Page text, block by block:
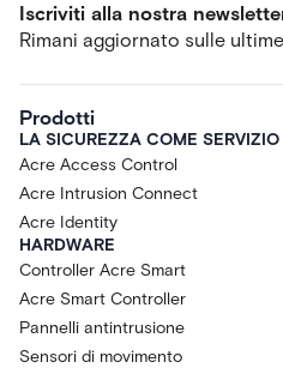
Iscriviti alla nostra
Rimani aggiornato sulle
Prodotti
LA SICUREZZA COME SERVIZIO
Acre Access Control
Acre Intrusion Connect
Acre Identity
HARDWARE
Controller Acre Smart
Acre Smart Controller
Pannelli antintrusione
Sensori di movimento